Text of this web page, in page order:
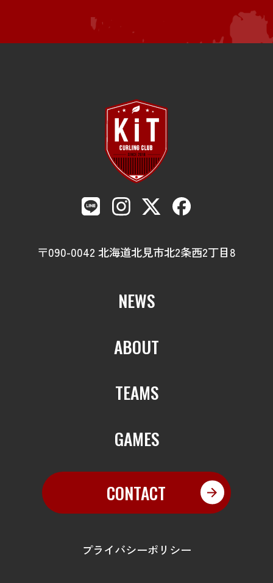
〒090-0042 北海道北見市北2条西2丁目8
NEWS
ABOUT
TEAMS
GAMES
CONTACT
プライバシーポリシー